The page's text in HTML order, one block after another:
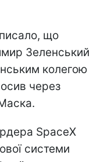
що
Зеленський
колегою
через
SpaceX
системи